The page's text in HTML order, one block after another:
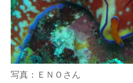
写真：ＥＮＯさん